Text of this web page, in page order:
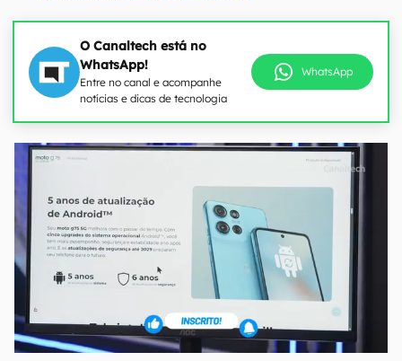
O Canaltech está no
WhatsApp!
Entre no canal e acompanhe
notícias e dicas de tecnologia
WhatsApp